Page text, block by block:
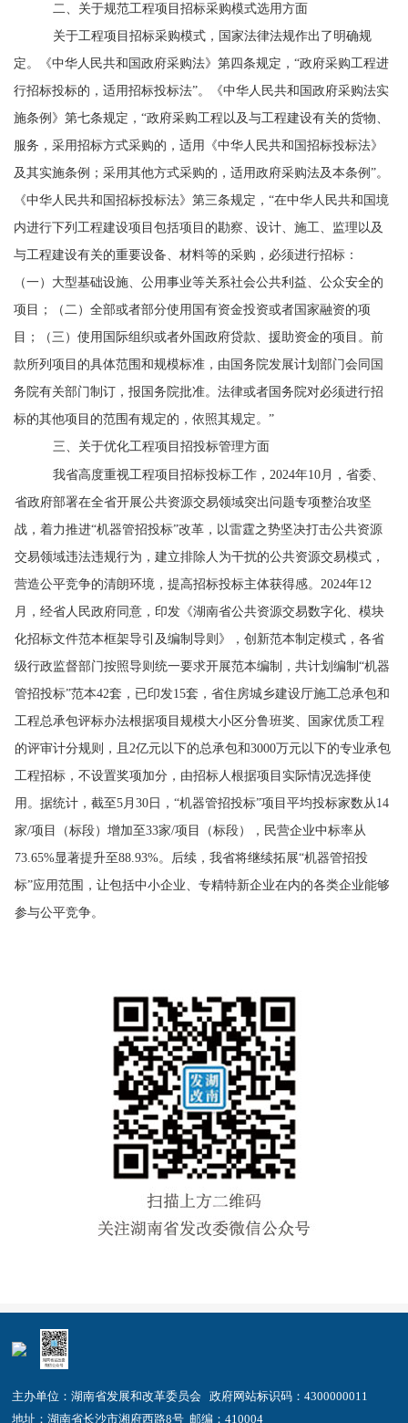
二、关于规范工程项目招标采购模式选用方面
关于工程项目招标采购模式，国家法律法规作出了明确规
定。《中华人民共和国政府采购法》第四条规定， “政府采购工程进
行招标投标的，适用招标投标法”。《中华人民共和国政府采购法实
施条例》第七条规定， “政府采购工程以及与工程建设有关的货物、
服务，采用招标方式采购的，适用《中华人民共和国招标投标法》
及其实施条例；采用其他方式采购的，适用政府采购法及本条例 ”。
《中华人民共和国招标投标法》第三条规定， “在中华人民共和国境
内进行下列工程建设项目包括项目的勘察、设计、施工、监理以及
与工程建设有关的重要设备、材料等的采购，必须进行招标：
（一）大型基础设施、公用事业等关系社会公共利益、公众安全的
项目；（二）全部或者部分使用国有资金投资或者国家融资的项
目；（三）使用国际组织或者外国政府贷款、援助资金的项目。前
款所列项目的具体范围和规模标准，由国务院发展计划部门会同国
务院有关部门制订，报国务院批准。法律或者国务院对必须进行招
标的其他项目的范围有规定的，依照其规定。 ”
三、关于优化工程项目招投标管理方面
我省高度重视工程项目招标投标工作， 2024年10月，省委、
省政府部署在全省开展公共资源交易领域突出问题专项整治攻坚
战，着力推进“机器管招投标”改革，以雷霆之势坚决打击公共资源
交易领域违法违规行为，建立排除人为干扰的公共资源交易模式，
营造公平竞争的清朗环境，提高招标投标主体获得感。 2024年12
月，经省人民政府同意，印发《湖南省公共资源交易数字化、模块
化招标文件范本框架导引及编制导则》，创新范本制定模式，各省
级行政监督部门按照导则统一要求开展范本编制，共计划编制“机器
管招投标”范本42套，已印发15套，省住房城乡建设厅施工总承包和
工程总承包评标办法根据项目规模大小区分鲁班奖、国家优质工程
的评审计分规则，且 2亿元以下的总承包和3000万元以下的专业承包
工程招标，不设置奖项加分，由招标人根据项目实际情况选择使
用。据统计，截至5 月30 日，“机器管招投标”项目平均投标家数从 14
家/项目（标段）增加至33家/项目（标段），民营企业中标率从
73.65%显著提升至88.93%。后续，我省将继续拓展“机器管招投
标”应用范围，让包括中小企业、专精特新企业在内的各类企业能够
参与公平竞争。
主办单位：湖南省发展和改革委员会 政府网站标识码：4300000011
地址：湖南省长沙市湘府西路8号 邮编：410004